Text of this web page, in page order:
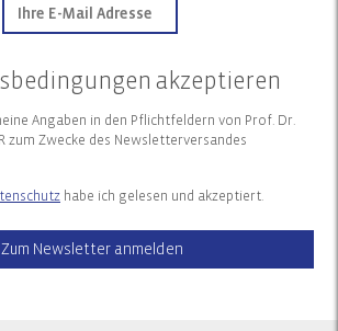
akzeptieren
Angaben in den Pflichtfeldern von Prof. Dr.
zum Zwecke des Newsletterversandes
habe ich gelesen und akzeptiert.
Zum Newsletter anmelden